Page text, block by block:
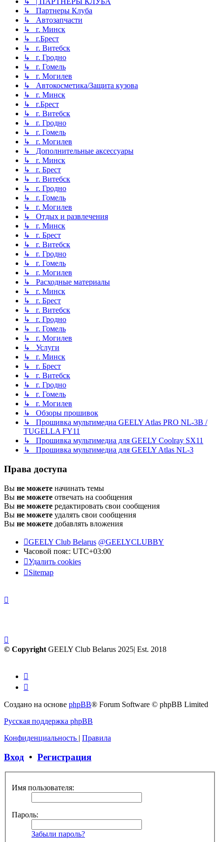
↳ Партнеры Клуба
↳ Автозапчасти
↳ г. Минск
↳ г.Брест
↳ г. Витебск
↳ г. Гродно
↳ г. Гомель
↳ г. Могилев
↳ Автокосметика/Защита кузова
↳ г. Минск
↳ г.Брест
↳ г. Витебск
↳ г. Гродно
↳ г. Гомель
↳ г. Могилев
↳ Дополнительные аксессуары
↳ г. Минск
↳ г. Брест
↳ г. Витебск
↳ г. Гродно
↳ г. Гомель
↳ г. Могилев
↳ Отдых и развлечения
↳ г. Минск
↳ г. Брест
↳ г. Витебск
↳ г. Гродно
↳ г. Гомель
↳ г. Могилев
↳ Расходные материалы
↳ г. Минск
↳ г. Брест
↳ г. Витебск
↳ г. Гродно
↳ г. Гомель
↳ г. Могилев
↳ Услуги
↳ г. Минск
↳ г. Брест
↳ г. Витебск
↳ г. Гродно
↳ г. Гомель
↳ г. Могилев
↳ Обзоры прошивок
↳ Прошивка мультимедиа GEELY Atlas PRO NL-3B /
TUGELLA FY11
↳ Прошивка мультимедиа для GEELY Coolray SX11
↳ Прошивка мультимедиа для GEELY Atlas NL-3
Права доступа
Вы не можете начинать темы
Вы не можете отвечать на сообщения
Вы не можете редактировать свои сообщения
Вы не можете удалять свои сообщения
Вы не можете добавлять вложения
GEELY Club Belarus @GEELYCLUBBY
Часовой пояс: UTC+03:00
Удалить cookies
Sitemap
© Copyright GEELY Club Belarus 2025| Est. 2018
Создано на основе phpBB® Forum Software © phpBB Limited
Русская поддержка phpBB
Конфиденциальность | Правила
Вход • Регистрация
Имя пользователя:
Пароль:
Забыли пароль?